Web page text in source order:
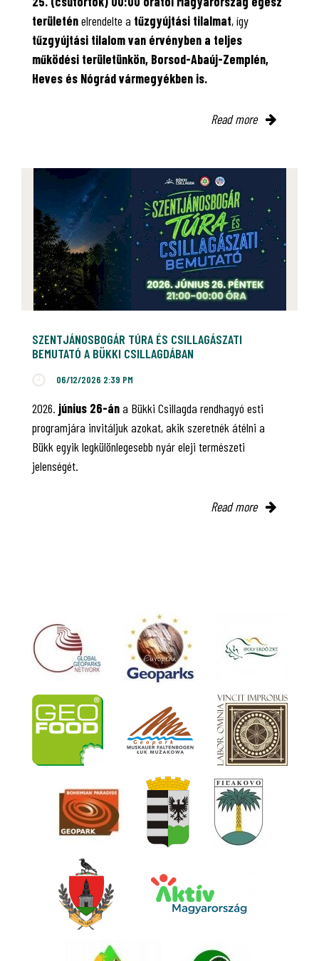
területénelrendelte a tűzgyújtási tilalmat, így
tűzgyújtási tilalom van érvényben a teljes
működési területünkön, Borsod-Abaúj-Zemplén,
Heves és Nógrád vármegyékben is.
Read more
SZENTJÁNOSBOGÁR TÚRA ÉS CSILLAGÁSZATI
BEMUTATÓ A BÜKKI CSILLAGDÁBAN
06/12/2026 2:39 PM
2026. június 26-ána Bükki Csillagda rendhagyó esti
programjára invitáljuk azokat, akik szeretnék átélni a
Bükk egyik legkülönlegesebb nyár eleji természeti
jelenségét.
Read more